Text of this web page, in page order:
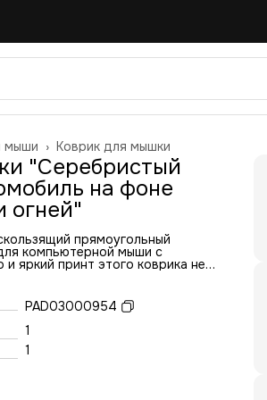
Коврик для мышки
мыши ›
"Серебристый
на фоне
огней"
прямоугольный
компьютерной мыши с
яркий принт этого коврика не
Повышенная износостойкость
Коврик подходит для
и лазерных с любой
сенсора. Гладкая
полный контроль над
Нескользящее основание
Не очень большой и не очень
коврик, надёжно
Не скользит по столу и
PAD03000954
1
1